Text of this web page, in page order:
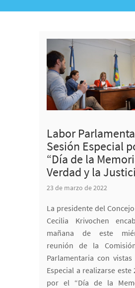
Labor
Sesión Especial
“Día de la
Verdad y la
23 de marzo de 2022
La presidente del
Cecilia Krivochen
mañana de este
reunión de la
Parlamentaria con
Especial a realizarse este
por el “Día de la